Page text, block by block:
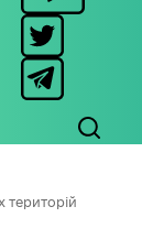
територій